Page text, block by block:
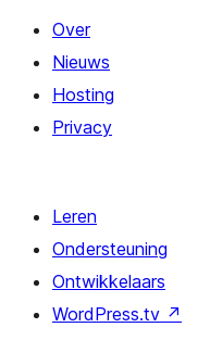
Over
Nieuws
Hosting
Privacy
Leren
Ondersteuning
Ontwikkelaars
WordPress.tv ↗